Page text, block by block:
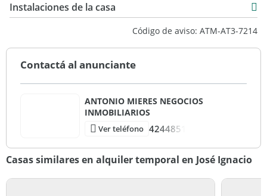
450 m2
Instalaciones de la casa
Código de aviso: ATM-AT3-7214
Contactá al anunciante
ANTONIO MIERES NEGOCIOS
INMOBILIARIOS
Ver teléfono 4244851
Casas similares en alquiler temporal en José Ignacio